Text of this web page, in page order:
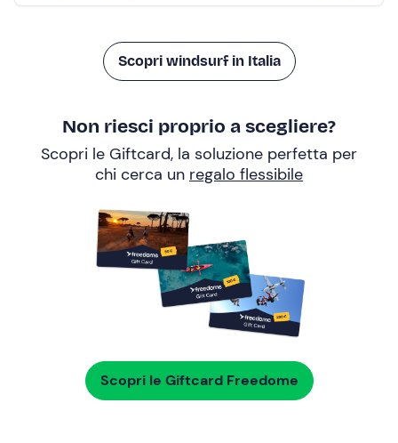
Scopri windsurf in Italia
Non riesci proprio a scegliere?
Scopri le Giftcard, la soluzione perfetta per
chi cerca un regalo flessibile
Scopri le Giftcard Freedome